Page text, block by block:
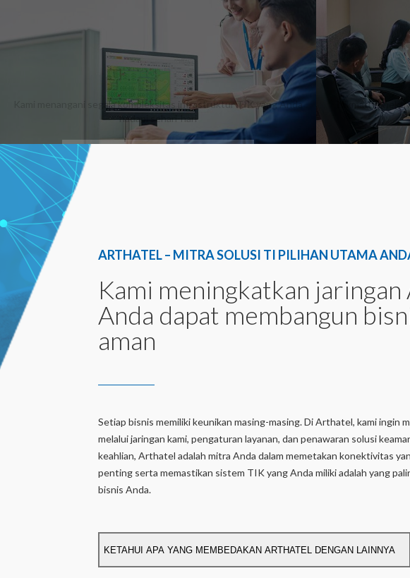
ArthatelManaged Services
ARTHATEL – MITRA SOLUSI TI PILIHAN UTAMA
Kami meningkatkan jaringan
Anda dapat membangun
aman
Setiap bisnis memiliki keunikan masing-masing. Di Arthatel, kami ingin
melalui jaringan kami, pengaturan layanan, dan penawaran solusi
keahlian, Arthatel adalah mitra Anda dalam memetakan konektivitas
penting serta memastikan sistem TIK yang Anda miliki adalah yang
bisnis Anda.
KETAHUI APA YANG MEMBEDAKAN ARTHATEL DENGAN LAINNYA